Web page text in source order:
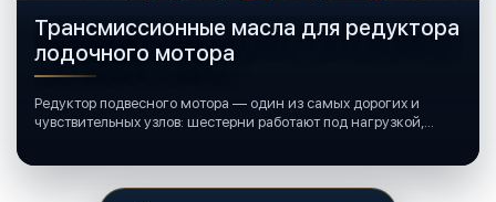
Трансмиссионные масла для редуктора
лодочного мотора
Редуктор подвесного мотора — один из самых дорогих и
чувствительных узлов: шестерни работают под нагрузкой,